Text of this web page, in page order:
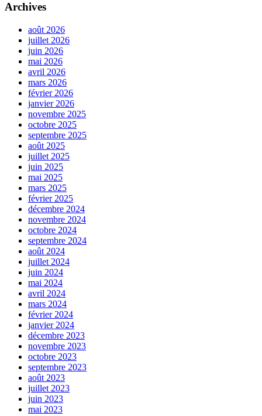
Archives
août 2026
juillet 2026
juin 2026
mai 2026
avril 2026
mars 2026
février 2026
janvier 2026
novembre 2025
octobre 2025
septembre 2025
août 2025
juillet 2025
juin 2025
mai 2025
mars 2025
février 2025
décembre 2024
novembre 2024
octobre 2024
septembre 2024
août 2024
juillet 2024
juin 2024
mai 2024
avril 2024
mars 2024
février 2024
janvier 2024
décembre 2023
novembre 2023
octobre 2023
septembre 2023
août 2023
juillet 2023
juin 2023
mai 2023